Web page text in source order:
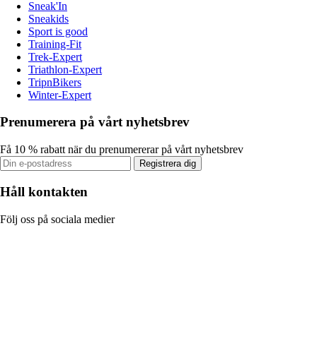
Sneak'In
Sneakids
Sport is good
Training-Fit
Trek-Expert
Triathlon-Expert
TripnBikers
Winter-Expert
Prenumerera på vårt nyhetsbrev
Få 10 % rabatt när du prenumererar på vårt nyhetsbrev
Registrera dig
Håll kontakten
Följ oss på sociala medier